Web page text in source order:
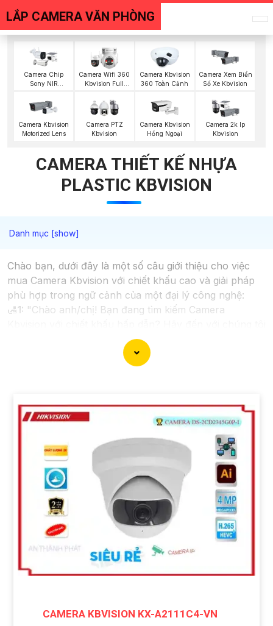
LẮP CAMERA VĂN PHÒNG
Camera Chip
Sony NIR
Camera Wifi 360
Kbvision Full
Camera Kbvision
360 Toàn Cảnh
Camera Xem Biển
Số Xe Kbvision
Camera Kbvision
Motorized Lens
Camera PTZ
Kbvision
Camera Kbvision
Hồng Ngoại
Camera 2k Ip
Kbvision
CAMERA THIẾT KẾ NHỰA
PLASTIC KBVISION
Chào bạn, dưới đây là một số câu giới thiệu cho việc
mua Camera Kbvision với chiết khấu cao và giải pháp
phù hợp trong ngữ cảnh của một đại lý công nghệ:
🛃1: "Chào anh/chị! Bạn đang tìm kiếm Camera
để nhận ưu đãi đặc biệt và được tư vấn về giải pháp
chính xác nhất cho nhu cầu an ninh của bạn!"
"Bạn muốn mua Camera Kbvision với giá ưu đãi
nghiệm!"
3:
"Chúng tôi cam kết cung cấp Camera Kbvision
chính hãng với chiết khấu cao nhất trên thị trường.
Hãy đến với chúng tôi để trải nghiệm dịch vụ tốt nhất
và nhận được sự tư vấn chuyên nghiệp về giải pháp an
ninh cần thiết!"
Hy vọng những câu giới thiệu trên sẽ giúp bạn thành
công trong việc tiếp cận khách hàng và tăng cơ hội
bán hàng của bạn. Nếu có bất kỳ yêu cầu hay câu hỏi
nào khác, bạn có thể chia sẻ để tôi hỗ trợ bạn tốt hơn!
CAMERA KBVISION KX-A2111C4-VN